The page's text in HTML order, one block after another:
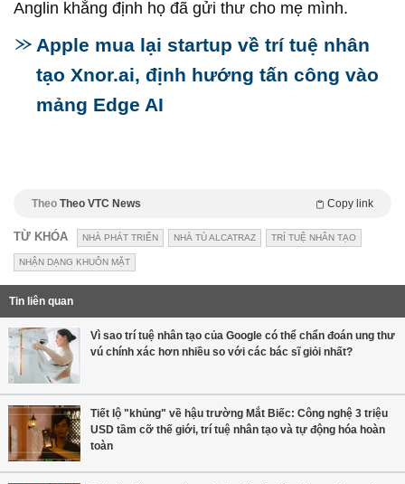
Anglin khẳng định họ đã gửi thư cho mẹ mình.
Apple mua lại startup về trí tuệ nhân
tạo Xnor.ai, định hướng tấn công vào
mảng Edge AI
Theo Theo VTC News Copy link
TỪ KHÓA NHÀ PHÁT TRIỂN NHÀ TÙ ALCATRAZ TRÍ TUỆ NHÂN TẠO
NHẬN DẠNG KHUÔN MẶT
Tin liên quan
Vì sao trí tuệ nhân tạo của Google có thể chẩn đoán ung thư
vú chính xác hơn nhiều so với các bác sĩ giỏi nhất?
Tiết lộ "khủng" về hậu trường Mắt Biếc: Công nghệ 3 triệu
USD tầm cỡ thế giới, trí tuệ nhân tạo và tự động hóa hoàn
toàn